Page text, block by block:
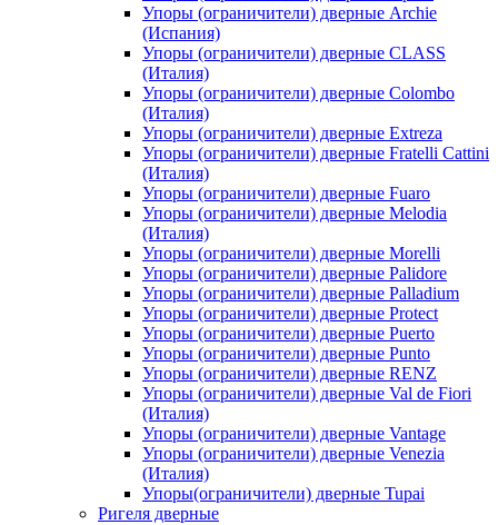
Упоры (ограничители) дверные Archie
(Испания)
Упоры (ограничители) дверные CLASS
(Италия)
Упоры (ограничители) дверные Colombo
(Италия)
Упоры (ограничители) дверные Extreza
Упоры (ограничители) дверные Fratelli Cattini
(Италия)
Упоры (ограничители) дверные Fuaro
Упоры (ограничители) дверные Melodia
(Италия)
Упоры (ограничители) дверные Morelli
Упоры (ограничители) дверные Palidore
Упоры (ограничители) дверные Palladium
Упоры (ограничители) дверные Protect
Упоры (ограничители) дверные Puerto
Упоры (ограничители) дверные Punto
Упоры (ограничители) дверные RENZ
Упоры (ограничители) дверные Val de Fiori
(Италия)
Упоры (ограничители) дверные Vantage
Упоры (ограничители) дверные Venezia
(Италия)
Упоры(ограничители) дверные Tupai
Ригеля дверные